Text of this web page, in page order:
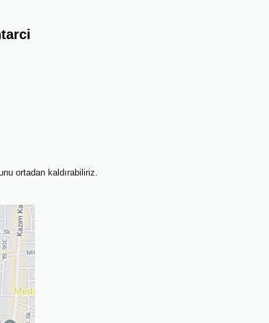
ortadan kaldırabiliriz.